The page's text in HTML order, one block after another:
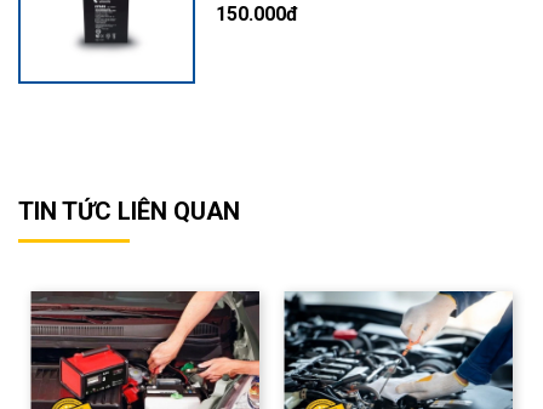
150.000đ
TIN TỨC LIÊN QUAN